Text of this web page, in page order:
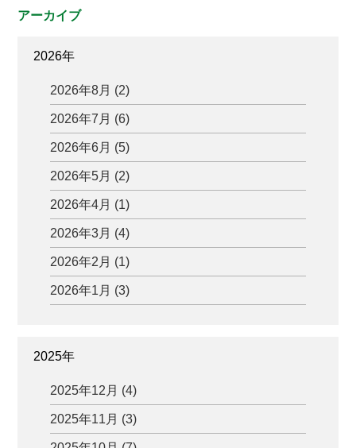
アーカイブ
2026年
2026年8月 (2)
2026年7月 (6)
2026年6月 (5)
2026年5月 (2)
2026年4月 (1)
2026年3月 (4)
2026年2月 (1)
2026年1月 (3)
2025年
2025年12月 (4)
2025年11月 (3)